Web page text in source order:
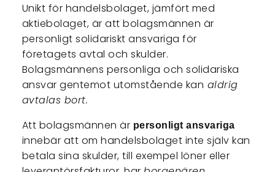
Unikt för handelsbolaget, jämfört med
aktiebolaget, är att bolagsmännen är
personligt solidariskt ansvariga för
företagets avtal och skulder.
Bolagsmännens personliga och solidariska
ansvar gentemot utomstående kan aldrig
avtalas bort.
Att bolagsmännen är personligt ansvariga
innebär att om handelsbolaget inte själv kan
betala sina skulder, till exempel löner eller